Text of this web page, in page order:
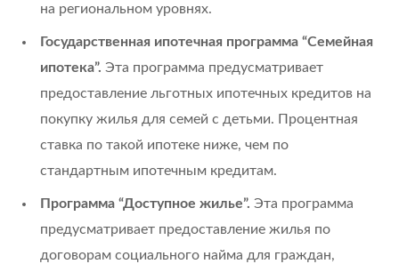
на региональном уровнях.
Государственная ипотечная программа “Семейная
ипотека”. Эта программа предусматривает
предоставление льготных ипотечных кредитов на
покупку жилья для семей с детьми. Процентная
ставка по такой ипотеке ниже, чем по
стандартным ипотечным кредитам.
Программа “Доступное жилье”. Эта программа
предусматривает предоставление жилья по
договорам социального найма для граждан,